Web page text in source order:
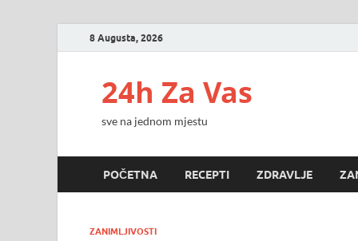
8 Augusta, 2026
24h Za Vas
sve na jednom mjestu
POČETNA RECEPTI ZDRAVLJE
ZANIMLJIVOSTI